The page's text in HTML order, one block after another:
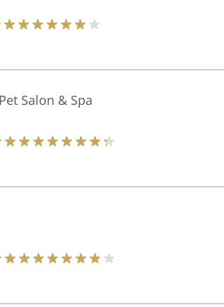
Salon & Spa